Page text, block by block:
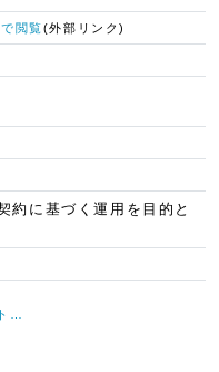
閲覧(外部リンク)
約に基づく運用を目的と
…